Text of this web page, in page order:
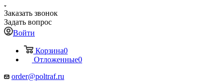
Заказать звонок
Задать вопрос
Войти
Корзина0
Отложенные0
order@poltraf.ru